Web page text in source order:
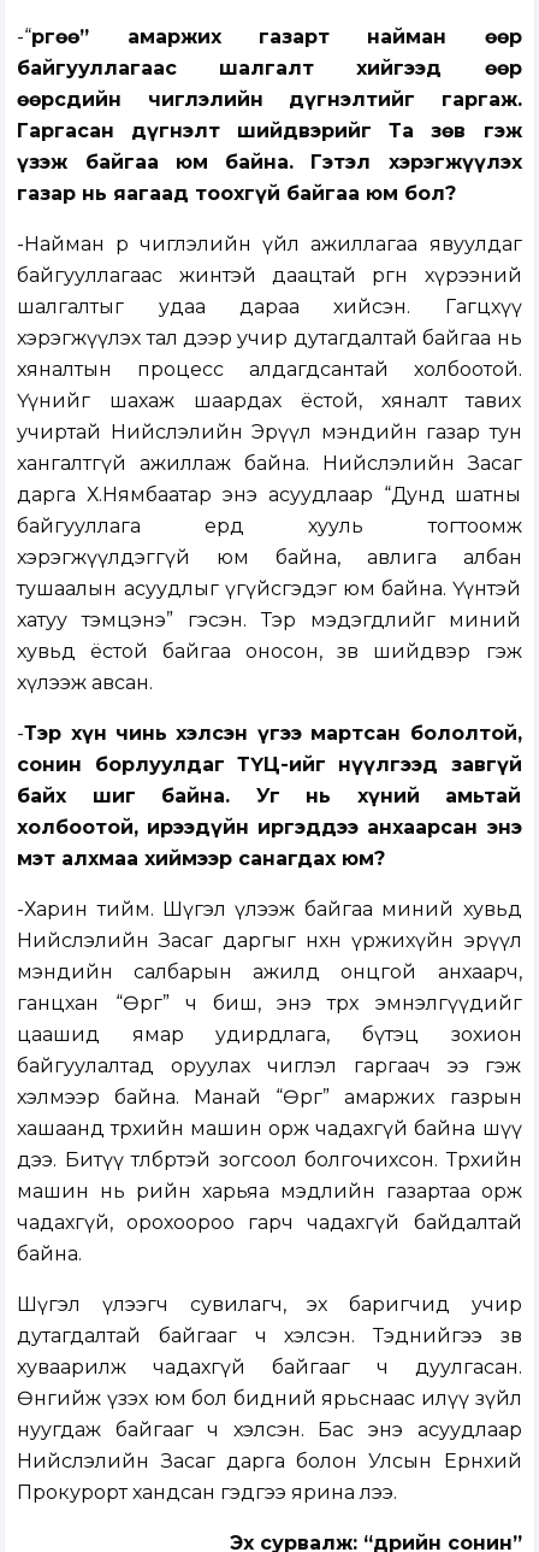
-“Өргөө” амаржих газарт найман өөр
байгууллагаас шалгалт хийгээд өөр
өөрсдийн чиглэлийн дүгнэлтийг гаргаж.
Гаргасан дүгнэлт шийдвэрийг Та зөв гэж
үзэж байгаа юм байна. Гэтэл хэрэгжүүлэх
газар нь яагаад тоохгүй байгаа юм бол?
-Найман өөр чиглэлийн үйл ажиллагаа явуулдаг
байгууллагаас жинтэй даацтай өргөн хүрээний
шалгалтыг удаа дараа хийсэн. Гагцхүү
хэрэгжүүлэх тал дээр учир дутагдалтай байгаа нь
хяналтын процесс алдагдсантай холбоотой.
Үүнийг шахаж шаардах ёстой, хяналт тавих
учиртай Нийслэлийн Эрүүл мэндийн газар тун
хангалтгүй ажиллаж байна. Нийслэлийн Засаг
дарга Х.Нямбаатар энэ асуудлаар “Дунд шатны
байгууллага ердөө хууль тогтоомж
хэрэгжүүлдэггүй юм байна, авлига албан
тушаалын асуудлыг үгүйсгэдэг юм байна. Үүнтэй
хатуу тэмцэнэ” гэсэн. Тэр мэдэгдлийг миний
хувьд ёстой байгаа оносон, зөв шийдвэр гэж
хүлээж авсан.
-Тэр хүн чинь хэлсэн үгээ мартсан бололтой,
сонин борлуулдаг ТҮЦ-ийг нүүлгээд завгүй
байх шиг байна. Уг нь хүний амьтай
холбоотой, ирээдүйн иргэддээ анхаарсан энэ
мэт алхмаа хиймээр санагдах юм?
-Харин тийм. Шүгэл үлээж байгаа миний хувьд
Нийслэлийн Засаг даргыг нөхөн үржихүйн эрүүл
мэндийн салбарын ажилд онцгой анхаарч,
ганцхан “Өргөө” ч биш, энэ төрөх эмнэлгүүдийг
цаашид ямар удирдлага, бүтэц зохион
байгуулалтад оруулах чиглэл гаргаач ээ гэж
хэлмээр байна. Манай “Өргөө” амаржих газрын
хашаанд төрөхийн машин орж чадахгүй байна шүү
дээ. Битүү төлбөртэй зогсоол болгочихсон. Төрөхийн
машин нь өөрийн харьяа мэдлийн газартаа орж
чадахгүй, орохоороо гарч чадахгүй байдалтай
байна.
Шүгэл үлээгч сувилагч, эх баригчид учир
дутагдалтай байгааг ч хэлсэн. Тэднийгээ зөв
хуваарилж чадахгүй байгааг ч дуулгасан.
Өнгийж үзэх юм бол бидний ярьснаас илүү зүйл
нуугдаж байгааг ч хэлсэн. Бас энэ асуудлаар
Нийслэлийн Засаг дарга болон Улсын Ерөнхий
Прокурорт хандсан гэдгээ ярина лээ.
Эх сурвалж: “Өдрийн сонин”